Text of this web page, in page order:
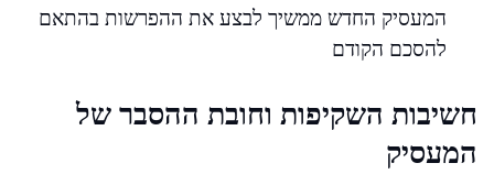
המעסיק החדש ממשיך לבצע את ההפרשות בהתאם
להסכם הקודם
חשיבות השקיפות וחובת ההסבר של
המעסיק